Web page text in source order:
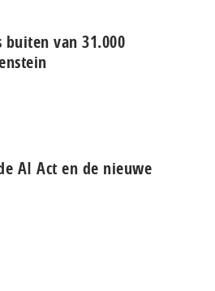
buiten van 31.000
AI Act en de nieuwe